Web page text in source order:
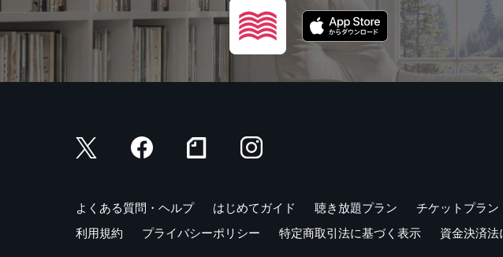
BEST 3 Oh, my goodness! これはた
BEST 4 I appreciate it. ありがとうござ
BEST 5 Let me see. ええと。
BEST 6 I'm not sure. よくわかりませ
BEST 7 How about you? あなたはど
BEST 13 You name it. あなたが決め
BEST 14 Might as well. そうしてもい
BEST 15 I mean it. 本気です。
よくある質問・ヘルプ はじめてガイド 聴き放題プラン チケットプラン
利用規約
プライバシーポリシー 特定商取引法に基づく表示 資金決済